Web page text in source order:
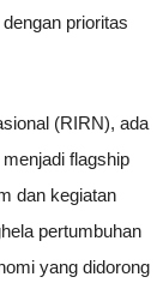
prioritas
(RIRN), ada
flagship
dan kegiatan
pertumbuhan
yang didorong